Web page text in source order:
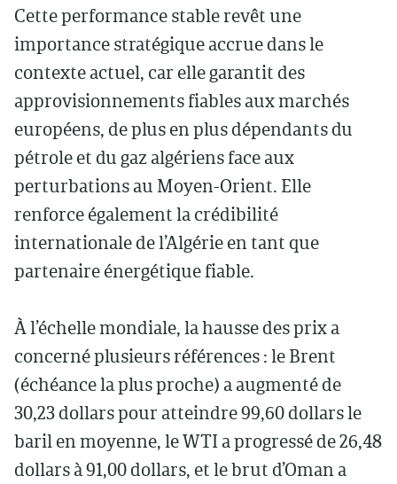
Cette performance stable revêt une
importance stratégique accrue dans le
contexte actuel, car elle garantit des
approvisionnements fiables aux marchés
européens, de plus en plus dépendants du
pétrole et du gaz algériens face aux
perturbations au Moyen-Orient. Elle
renforce également la crédibilité
internationale de l’Algérie en tant que
partenaire énergétique fiable.
À l’échelle mondiale, la hausse des prix a
concerné plusieurs références : le Brent
(échéance la plus proche) a augmenté de
30,23 dollars pour atteindre 99,60 dollars le
baril en moyenne, le WTI a progressé de 26,48
dollars à 91,00 dollars, et le brut d’Oman a